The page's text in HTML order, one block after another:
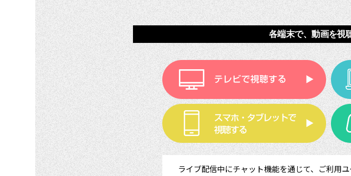
各端末で、動画を視
ライブ配信中にチャット機能を通じて、ご利用